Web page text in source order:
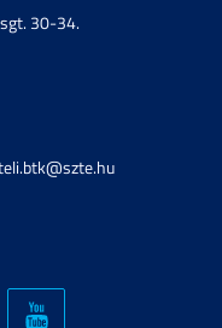
30-34.